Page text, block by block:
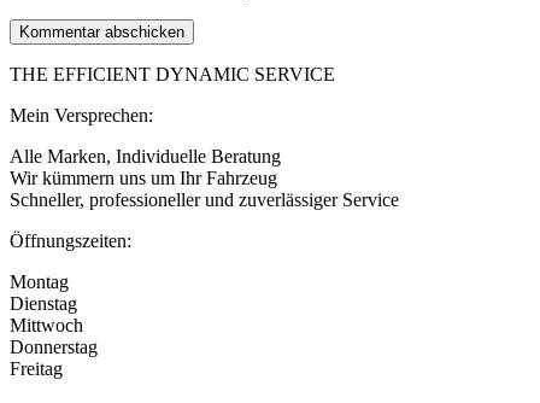
THE EFFICIENT DYNAMIC SERVICE
Mein Versprechen:
Alle Marken, Individuelle Beratung
Wir kümmern uns um Ihr Fahrzeug
​Schneller, professioneller und zuverlässiger Service
Öffnungszeiten:
Montag
Dienstag
Mittwoch
Donnerstag
Freitag